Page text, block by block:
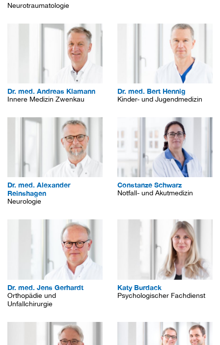
Neurotraumatologie
Dr. med. Andreas Klamann
Innere Medizin Zwenkau
Dr. med. Bert Hennig
Kinder- und Jugendmedizin
Dr. med. Alexander
Reinshagen
Neurologie
Constanze Schwarz
Notfall- und Akutmedizin
Dr. med. Jens Gerhardt
Orthopädie und
Unfallchirurgie
Katy Burdack
Psychologischer Fachdienst